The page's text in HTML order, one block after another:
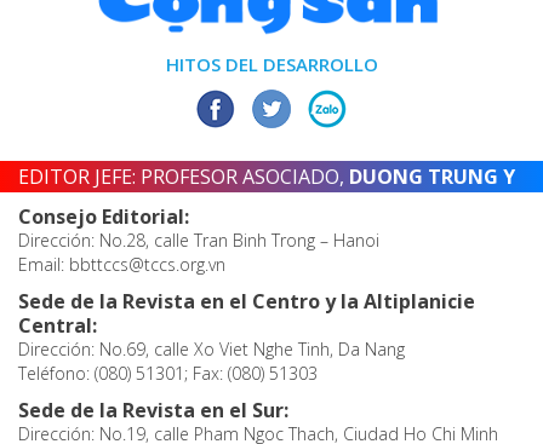
HITOS DEL DESARROLLO
EDITOR JEFE: PROFESOR ASOCIADO, DUONG TRUNG Y
Consejo Editorial:
Dirección: No.28, calle Tran Binh Trong – Hanoi
Email: bbttccs@tccs.org.vn
Sede de la Revista en el Centro y la Altiplanicie
Central:
Dirección: No.69, calle Xo Viet Nghe Tinh, Da Nang
Teléfono: (080) 51301; Fax: (080) 51303
Sede de la Revista en el Sur:
Dirección: No.19, calle Pham Ngoc Thach, Ciudad Ho Chi Minh